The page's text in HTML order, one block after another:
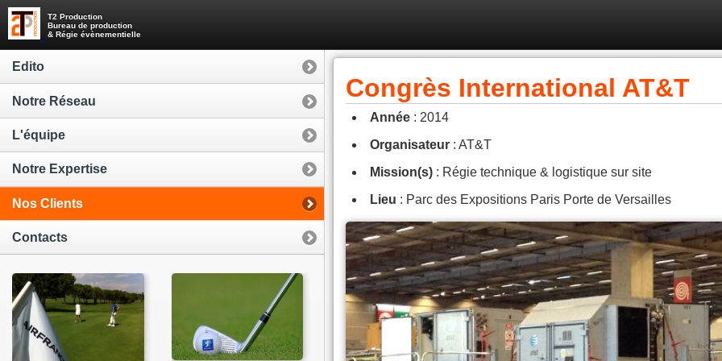
T2 Production
Bureau de production
& Régie évènementielle
Congrès International AT&T
Année: 2014
Organisateur: AT&T
Mission(s): Régie technique & logistique sur site
Lieu : Parc des Expositions Paris Porte de Versailles
Edito
Notre Réseau
L'équipe
Notre Expertise
Nos Clients
Contacts